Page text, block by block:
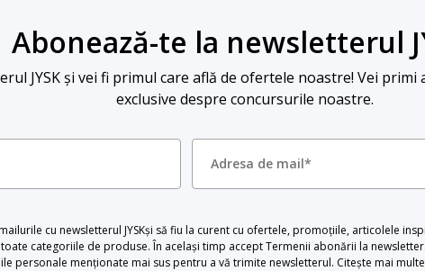
Abonează-te la newsletterul
JYSK și vei fi primul care află de ofertele noastre! Vei
exclusive despre concursurile noastre.
cu newsletterul JYSKși să fiu la curent cu ofertele, promoțiile, articolele
toate categoriile de produse. În același timp accept Termenii abonării la
personale menționate mai sus pentru a vă trimite newsletterul. Citește mai